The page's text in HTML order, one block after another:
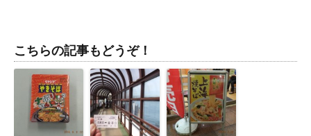
こちらの記事もどうぞ！